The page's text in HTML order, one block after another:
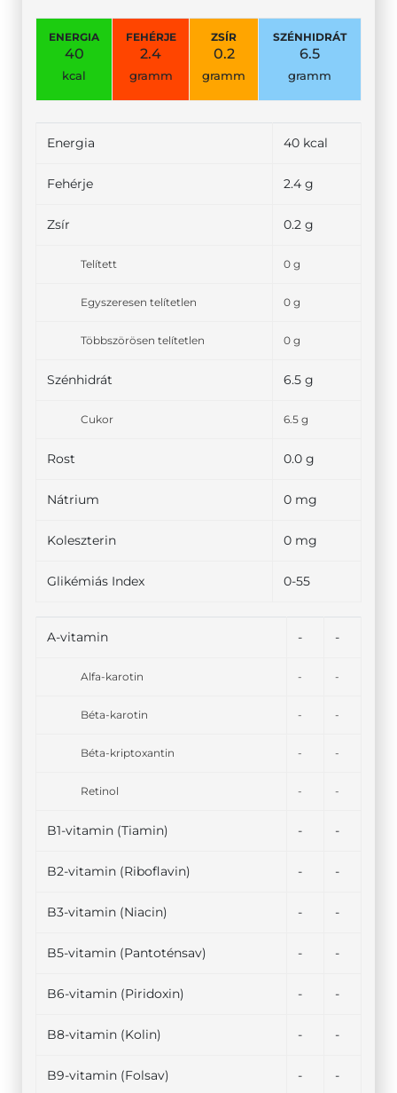
ENERGIA
40
kcal
FEHÉRJE
2.4
gramm
ZSÍR
0.2
gramm
SZÉNHIDRÁT
6.5
gramm
Energia 40 kcal
Fehérje 2.4 g
Zsír 0.2 g
Telített 0 g
Egyszeresen telítetlen 0 g
Többszörösen telítetlen 0 g
Szénhidrát 6.5 g
Cukor 6.5 g
Rost 0.0 g
Nátrium 0 mg
Koleszterin 0 mg
Glikémiás Index 0-55
A-vitamin - -
Alfa-karotin - -
Béta-karotin - -
Béta-kriptoxantin - -
Retinol - -
B1-vitamin (Tiamin) - -
B2-vitamin (Riboflavin) - -
B3-vitamin (Niacin) - -
B5-vitamin (Pantoténsav) - -
B6-vitamin (Piridoxin) - -
B8-vitamin (Kolin) - -
B9-vitamin (Folsav) - -